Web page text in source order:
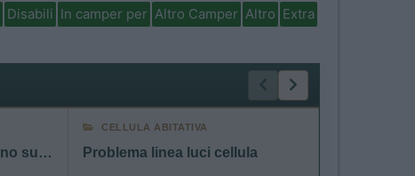
Disabili In camper per Altro Camper Altro Extra
Firenze - Valencia qualcuno sulla stessa tratta?
CELLULA ABITATIVA
Problema linea luci cellula